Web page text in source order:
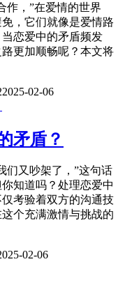
作，”在爱情的世界
，它们就像是爱情路
当恋爱中的矛盾频发
更加顺畅呢？本文将
2025-02-06
矛盾？
们又吵架了，”这句话
知道吗？处理恋爱中
考验着双方的沟通技
个充满激情与挑战的
02-06